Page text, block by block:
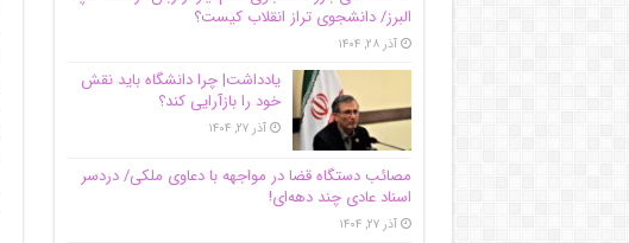
البرز/ دانشجوی تراز انقلاب کیست؟
آذر ۲۸, ۱۴۰۴
یادداشت| چرا دانشگاه باید نقش
خود را بازآرایی کند؟
آذر ۲۷, ۱۴۰۴
مصائب دستگاه قضا در مواجهه با دعاوی ملکی/ دردسر
اسناد عادی چند‌ دهه‌ای!
آذر ۲۷, ۱۴۰۴